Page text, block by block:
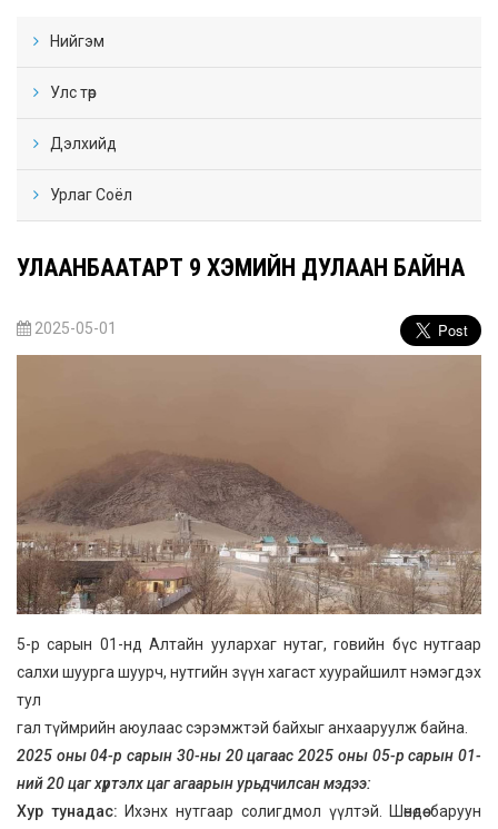
Нийгэм
Улс төр
Дэлхийд
Урлаг Соёл
УЛААНБААТАРТ 9 ХЭМИЙН ДУЛААН БАЙНА
2025-05-01
5-р сарын 01-нд Алтайн уулархаг нутаг, говийн бүс нутгаар
салхи шуурга шуурч, нутгийн зүүн хагаст хуурайшилт нэмэгдэх
тул
гал түймрийн аюулаас сэрэмжтэй байхыг анхааруулж байна.
2025 оны 04-р сарын 30-ны 20 цагаас 2025 оны 05-р сарын 01-
ний 20 цаг хүртэлх цаг агаарын урьдчилсан мэдээ:
Хур тунадас: Ихэнх нутгаар солигдмол үүлтэй. Шөнөдөө баруун